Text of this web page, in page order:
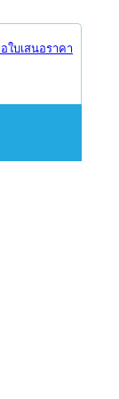
ใบเสนอราคา